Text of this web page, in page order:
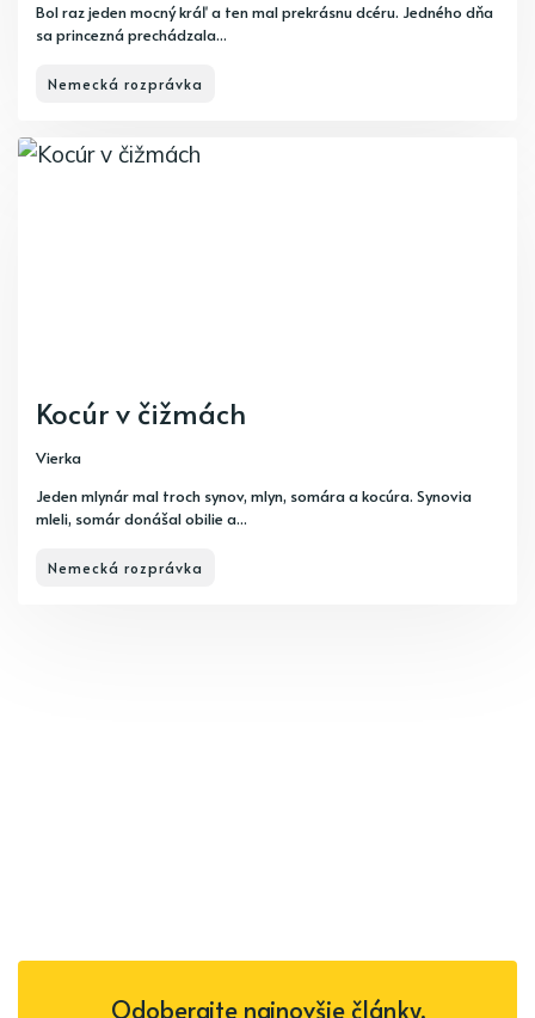
Bol raz jeden mocný kráľ a ten mal prekrásnu dcéru. Jedného dňa
sa princezná prechádzala...
Nemecká rozprávka
Kocúr v čižmách
Vierka
Jeden mlynár mal troch synov, mlyn, somára a kocúra. Synovia
mleli, somár donášal obilie a...
Nemecká rozprávka
Odoberajte najnovšie články.